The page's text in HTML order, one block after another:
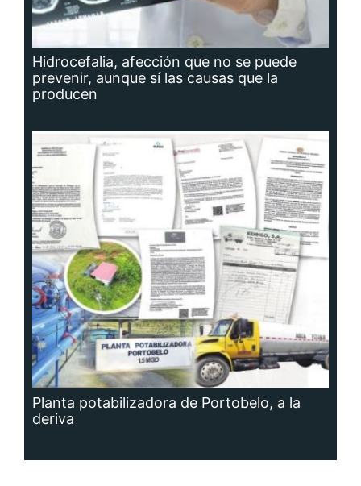
Hidrocefalia, afección que no se puede
prevenir, aunque sí las causas que la
producen
Planta potabilizadora de Portobelo, a la
deriva